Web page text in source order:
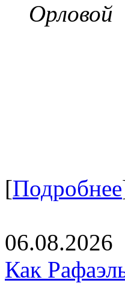
Орловой
[Подробнее
06.08.2026
Как